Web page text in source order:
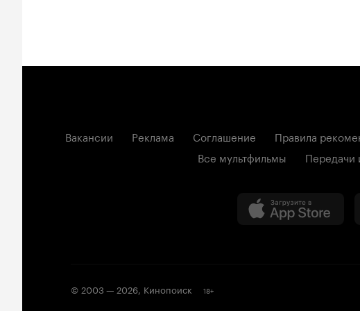
Вакансии Реклама Соглашение Правила
Все мультфильмы
Передачи
© 2003 —2026, Кинопоиск 18+